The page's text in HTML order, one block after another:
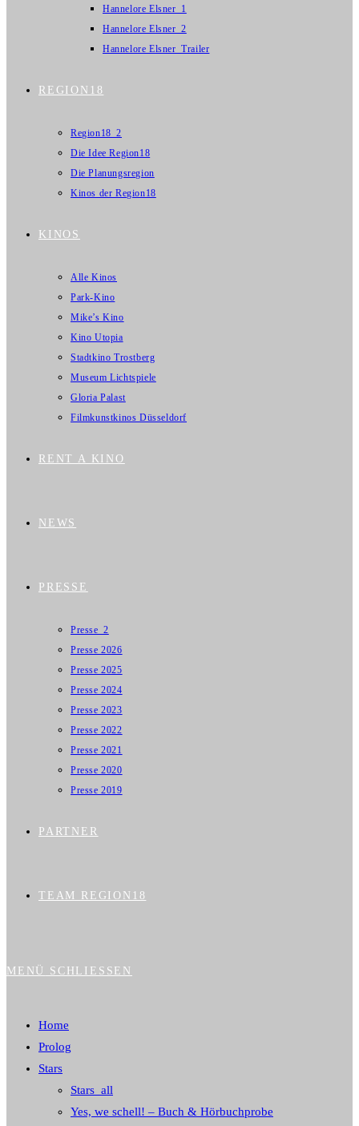
Hannelore Elsner_1
Hannelore Elsner_2
Hannelore Elsner_Trailer
REGION18
Region18_2
Die Idee Region18
Die Planungsregion
Kinos der Region18
KINOS
Alle Kinos
Park-Kino
Mike’s Kino
Kino Utopia
Stadtkino Trostberg
Museum Lichtspiele
Gloria Palast
Filmkunstkinos Düsseldorf
RENT A KINO
NEWS
PRESSE
Presse_2
Presse 2026
Presse 2025
Presse 2024
Presse 2023
Presse 2022
Presse 2021
Presse 2020
Presse 2019
PARTNER
TEAM REGION18
MENÜ SCHLIESSEN
Home
Prolog
Stars
Stars_all
Yes, we schell! – Buch & Hörbuchprobe